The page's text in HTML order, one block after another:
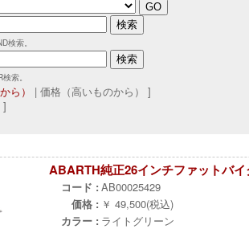
検索。
索。
ら）
| 価格（高いものから） ]
]
ABARTH純正26インチファットバイ
コード : AB00025429
価格 : ￥ 49,500(税込)
カラー : ライトグリーン